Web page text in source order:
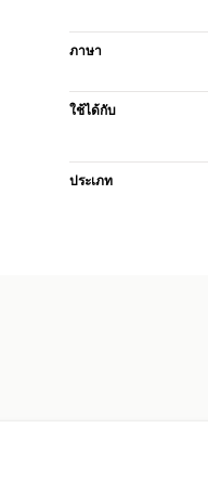
ภาษา
ใช้ได้กับ
ประเภท